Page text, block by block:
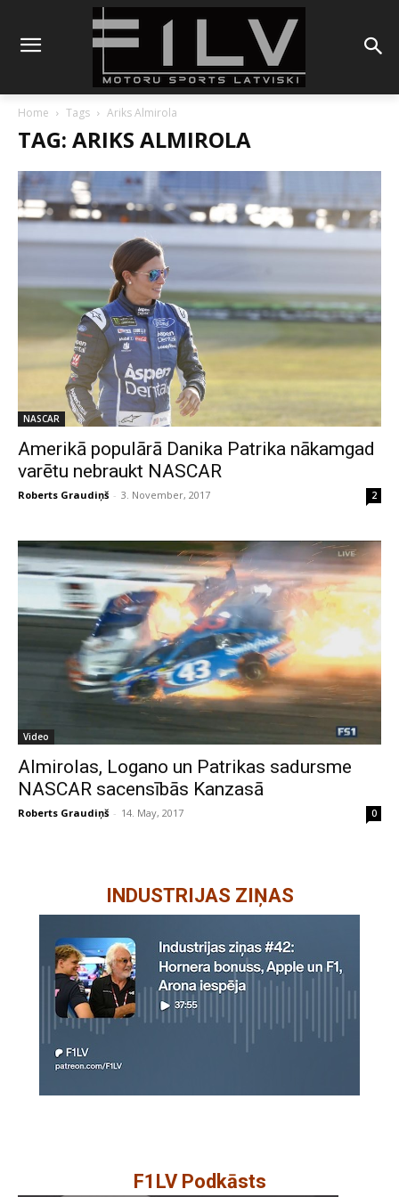
Home Tags Ariks Almirola
TAG: ARIKS ALMIROLA
NASCAR
Amerikā populārā Danika Patrika nākamgad
varētu nebraukt NASCAR
Roberts Graudiņš - 3. November, 2017 2
Video
Almirolas, Logano un Patrikas sadursme
NASCAR sacensībās Kanzasā
Roberts Graudiņš - 14. May, 2017 0
INDUSTRIJAS ZIŅAS
F1LV Podkāsts